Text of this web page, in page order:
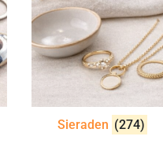
Sieraden (274)